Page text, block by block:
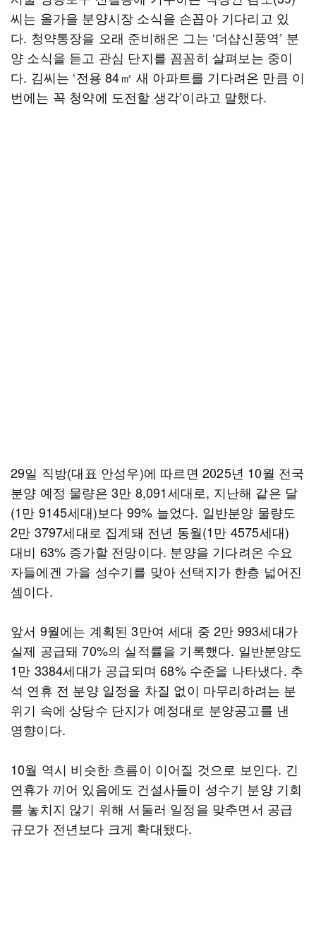
씨는 올가을 분양시장 소식을 손꼽아 기다리고 있
다. 청약통장을 오래 준비해온 그는 ‘더샵신풍역’ 분
양 소식을 듣고 관심 단지를 꼼꼼히 살펴보는 중이
다. 김씨는 ‘전용 84㎡ 새 아파트를 기다려온 만큼 이
번에는 꼭 청약에 도전할 생각’이라고 말했다.
29일 직방(대표 안성우)에 따르면 2025년 10월 전국
분양 예정 물량은 3만 8,091세대로, 지난해 같은 달
(1만 9145세대)보다 99% 늘었다. 일반분양 물량도
2만 3797세대로 집계돼 전년 동월(1만 4575세대)
대비 63% 증가할 전망이다. 분양을 기다려온 수요
자들에겐 가을 성수기를 맞아 선택지가 한층 넓어진
셈이다.
앞서 9월에는 계획된 3만여 세대 중 2만 993세대가
실제 공급돼 70%의 실적률을 기록했다. 일반분양도
1만 3384세대가 공급되며 68% 수준을 나타냈다. 추
석 연휴 전 분양 일정을 차질 없이 마무리하려는 분
위기 속에 상당수 단지가 예정대로 분양공고를 낸
영향이다.
10월 역시 비슷한 흐름이 이어질 것으로 보인다. 긴
연휴가 끼어 있음에도 건설사들이 성수기 분양 기회
를 놓치지 않기 위해 서둘러 일정을 맞추면서 공급
규모가 전년보다 크게 확대됐다.